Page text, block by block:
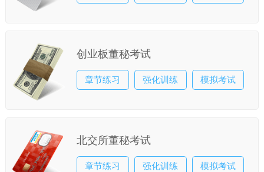
创业板董秘考试
章节练习 强化训练 模拟考试
北交所董秘考试
章节练习 强化训练 模拟考试